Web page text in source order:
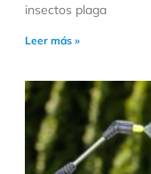
insectos plaga
Leer más »